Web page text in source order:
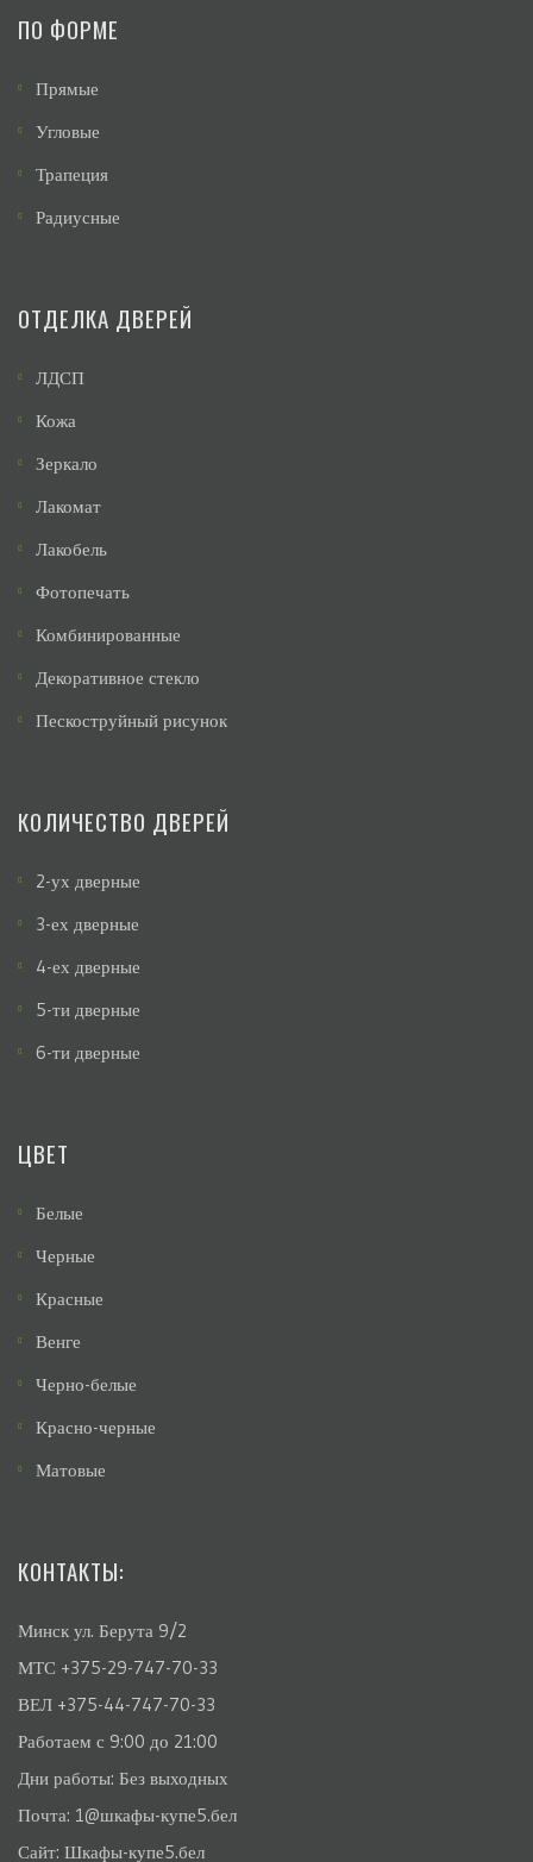
ПО ФОРМЕ
Прямые
Угловые
Трапеция
Радиусные
ОТДЕЛКА ДВЕРЕЙ
ЛДСП
Кожа
Зеркало
Лакомат
Лакобель
Фотопечать
Комбинированные
Декоративное стекло
Пескоструйный рисунок
КОЛИЧЕСТВО ДВЕРЕЙ
2-ух дверные
3-ех дверные
4-ех дверные
5-ти дверные
6-ти дверные
ЦВЕТ
Белые
Черные
Красные
Венге
Черно-белые
Красно-черные
Матовые
КОНТАКТЫ:
Минск ул. Берута 9/2
МТС +375-29-747-70-33
ВЕЛ +375-44-747-70-33
Работаем с 9:00 до 21:00
Дни работы: Без выходных
Почта: 1@шкафы-купе5.бел
Сайт: Шкафы-купе5.бел